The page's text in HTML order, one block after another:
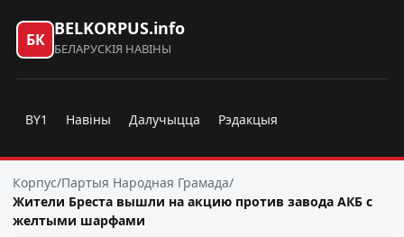
БК
BELKORPUS.info
БЕЛАРУСКІЯ НАВІНЫ
BY1 Навіны Далучыцца Рэдакцыя
Корпус/Партыя Народная Грамада/
Жители Бреста вышли на акцию против завода АКБ с
желтыми шарфами